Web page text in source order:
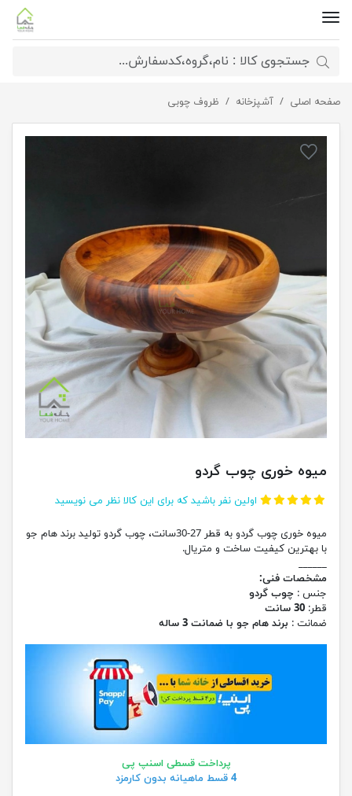
صفحه اصلی آشپزخانه ظروف چوبی میوه خوری چوب گردو
میوه خوری چوب گردو
اولین نفر باشید که برای این کالا نظر می نویسید
میوه خوری چوب گردو به قطر 27-30سانت، چوب گردو تولید برند هام جو
با بهترین کیفیت ساخت و متریال.
______
مشخصات فنی:
جنس : چوب گردو
قطر: 30 سانت
ضمانت : برند هام جو با ضمانت 3 ساله
پرداخت قسطی اسنپ پی
4 قسط ماهیانه بدون کارمزد